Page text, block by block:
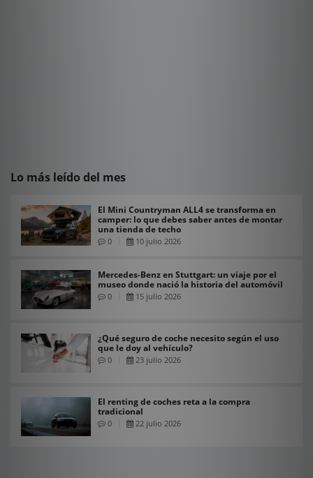
Lo más leído del mes
El Mini Countryman ALL4 se transforma en
camper: lo que debes saber antes de montar
una tienda de techo
0 10 julio 2026
Mercedes-Benz en Stuttgart: un viaje por el
museo donde nació la historia del automóvil
0 15 julio 2026
¿Qué seguro de coche necesito según el uso
que le doy al vehículo?
0 23 julio 2026
El renting de coches reta a la compra
tradicional
0 22 julio 2026